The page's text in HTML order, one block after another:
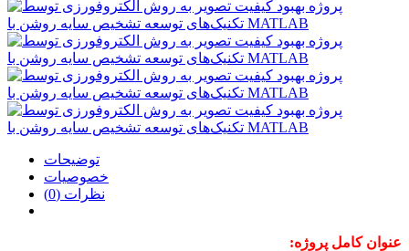
توضیحات
خصوصیات
نظرات (0)
عنوان کامل پروژه: